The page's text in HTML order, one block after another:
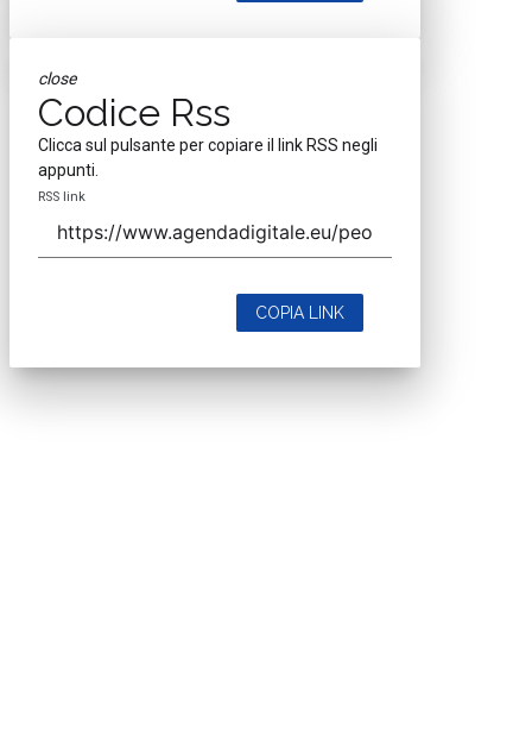
close
Codice Rss
Clicca sul pulsante per copiare il link RSS negli
appunti.
RSS link
COPIA LINK